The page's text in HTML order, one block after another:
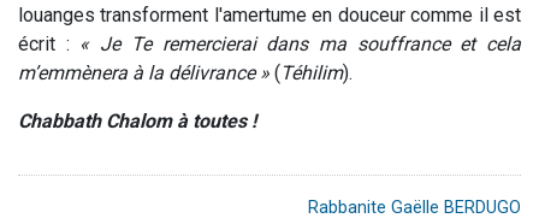
louanges transforment l'amertume en douceur comme il est
écrit : « Je Te remercierai dans ma souffrance et cela
m’emmènera à la délivrance » ( Téhilim).
Chabbath Chalom à toutes !
Rabbanite Gaëlle BERDUGO